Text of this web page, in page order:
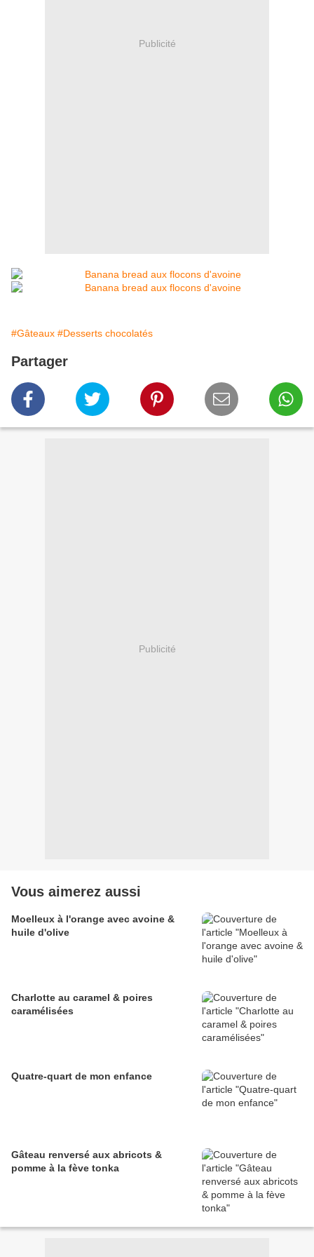
Publicité
#Gâteaux #Desserts chocolatés
Partager
Publicité
Vous aimerez aussi
Moelleux à l'orange avec avoine &
huile d'olive
Charlotte au caramel & poires
caramélisées
Quatre-quart de mon enfance
Gâteau renversé aux abricots &
pomme à la fève tonka